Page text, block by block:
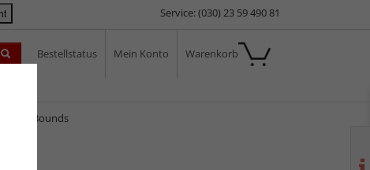
Service: (030) 23 59 490 81
Bestellstatus Mein Konto Warenkorb
Bounds